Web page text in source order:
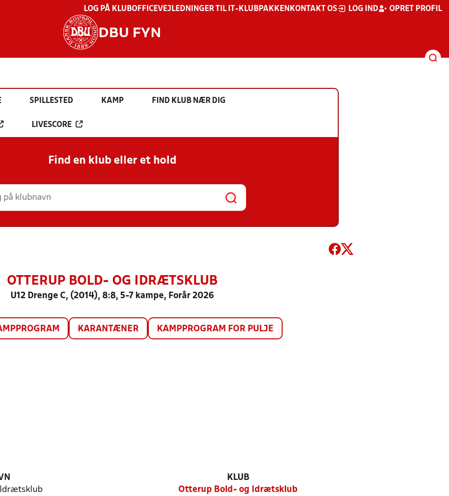
LOG PÅ KLUBOFFICEVEJLEDNINGER TIL IT-KLUBPAKKEN KONTAKT OS LOG IND OPRET PROFIL
DBU FYN
SPILLESTED KAMP FIND KLUB NÆR DIG
LIVESCORE
Find en klub eller et hold
OTTERUP BOLD- OG IDRÆTSKLUB
U12 Drenge C, (2014), 8:8, 5-7 kampe, Forår 2026
KARANTÆNER KAMPPROGRAM FOR PULJE
KLUB
Otterup Bold- og Idrætsklub